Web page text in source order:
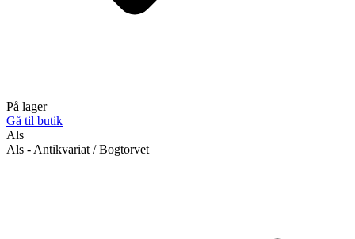
På lager
Gå til butik
Als
Als - Antikvariat / Bogtorvet